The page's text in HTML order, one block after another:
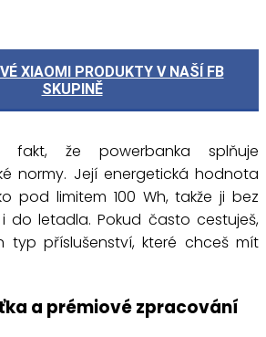
XIAOMI PRODUKTY V NAŠÍ FB
SKUPINĚ
že powerbanka splňuje
normy. Její energetická hodnota
pod limitem 100 Wh, takže ji bez
do letadla. Pokud často cestuješ,
příslušenství, které chceš mít
a prémiové zpracování